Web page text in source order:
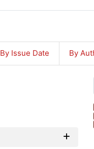
By Issue Date By